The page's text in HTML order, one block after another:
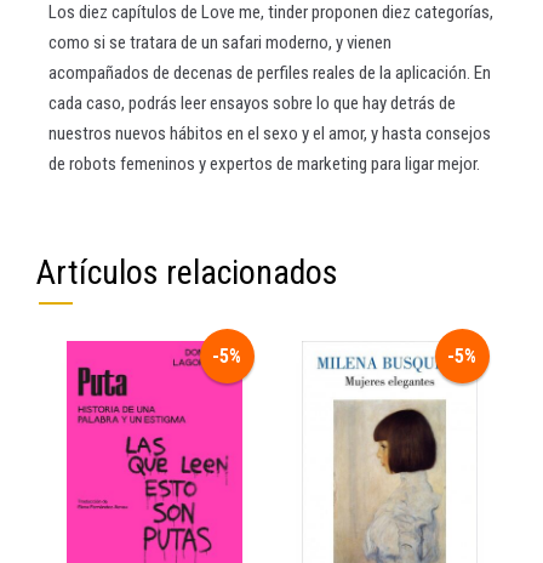
Los diez capítulos de Love me, tinder proponen diez categorías,
como si se tratara de un safari moderno, y vienen
acompañados de decenas de perfiles reales de la aplicación. En
cada caso, podrás leer ensayos sobre lo que hay detrás de
nuestros nuevos hábitos en el sexo y el amor, y hasta consejos
de robots femeninos y expertos de marketing para ligar mejor.
Artículos relacionados
-5% -5%